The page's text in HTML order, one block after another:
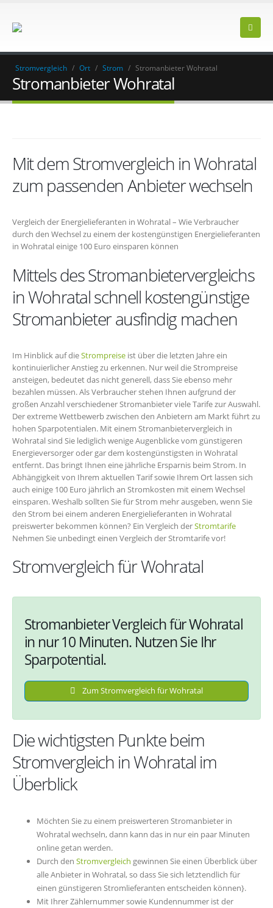
Stromvergleich / Ort / Strom / Stromanbieter Wohratal
Stromanbieter Wohratal
Mit dem Stromvergleich in Wohratal
zum passenden Anbieter wechseln
Vergleich der Energielieferanten in Wohratal – Wie Verbraucher
durch den Wechsel zu einem der kostengünstigen Energielieferanten
in Wohratal einige 100 Euro einsparen können
Mittels des Stromanbietervergleichs
in Wohratal schnell kostengünstige
Stromanbieter ausfindig machen
Im Hinblick auf dieStrompreise ist über die letzten Jahre ein
kontinuierlicher Anstieg zu erkennen. Nur weil die Strompreise
ansteigen, bedeutet das nicht generell, dass Sie ebenso mehr
bezahlen müssen. Als Verbraucher stehen Ihnen aufgrund der
großen Anzahl verschiedener Stromanbieter viele Tarife zur Auswahl.
Der extreme Wettbewerb zwischen den Anbietern am Markt führt zu
hohen Sparpotentialen. Mit einem Stromanbietervergleich in
Wohratal sind Sie lediglich wenige Augenblicke vom günstigeren
Energieversorger oder gar dem kostengünstigsten in Wohratal
entfernt. Das bringt Ihnen eine jährliche Ersparnis beim Strom. In
Abhängigkeit von Ihrem aktuellen Tarif sowie Ihrem Ort lassen sich
auch einige 100 Euro jährlich an Stromkosten mit einem Wechsel
einsparen. Weshalb sollten Sie für Strom mehr ausgeben, wenn Sie
den Strom bei einem anderen Energielieferanten in Wohratal
preiswerter bekommen können? Ein Vergleich derStromtarife
Nehmen Sie unbedingt einen Vergleich der Stromtarife vor!
Stromvergleich für Wohratal
Stromanbieter Vergleich für Wohratal
in nur 10 Minuten. Nutzen Sie Ihr
Sparpotential.
Zum Stromvergleich für Wohratal
Die wichtigsten Punkte beim
Stromvergleich in Wohratal im
Überblick
Möchten Sie zu einem preiswerteren Stromanbieter in
Wohratal wechseln, dann kann das in nur ein paar Minuten
online getan werden.
Durch den Stromvergleich gewinnen Sie einen Überblick über
alle Anbieter in Wohratal, so dass Sie sich letztendlich für
einen günstigeren Stromlieferanten entscheiden können}.
Mit Ihrer Zählernummer sowie Kundennummer ist der